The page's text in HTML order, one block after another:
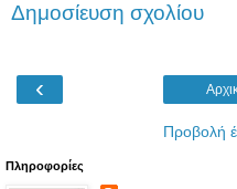
Δημοσίευση σχολίου
‹
Προβολή
Πληροφορίες